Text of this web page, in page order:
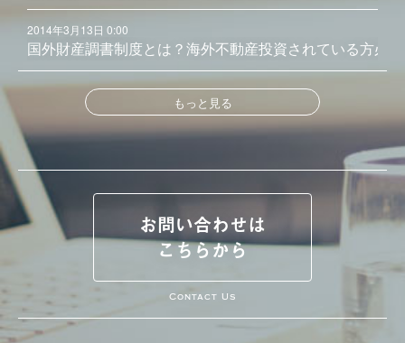
2014年3月13日 0:00
国外財産調書制度とは？海外不動産投資されている方必見
もっと見る
お問い合わせは
こちらから
Contact Us